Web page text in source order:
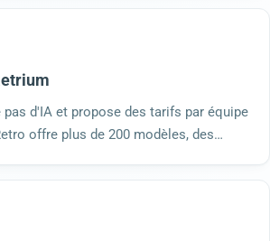
pas d'IA et propose des tarifs par équipe
offre plus de 200 modèles, des
programmées, le tout à un
Essayez-le gratuitement.